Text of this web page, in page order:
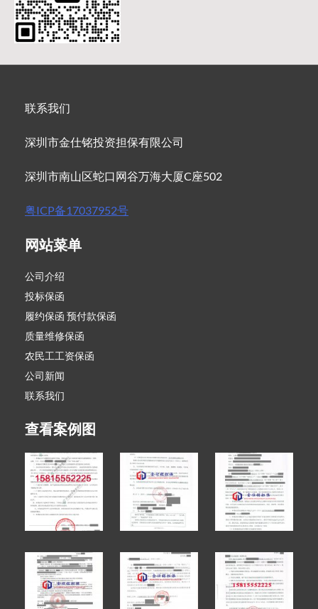
联系我们
深圳市金仕铭投资担保有限公司
深圳市南山区蛇口网谷万海大厦C座502
粤ICP备17037952号
网站菜单
公司介绍
投标保函
履约保函 预付款保函
质量维修保函
农民工工资保函
公司新闻
联系我们
查看案例图